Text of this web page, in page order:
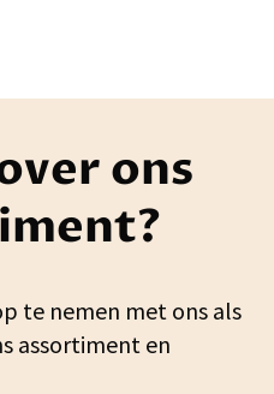
ons
te nemen met ons als
assortiment en